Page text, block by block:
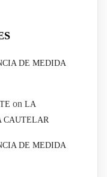
DE MEDIDA
on LA
CAUTELAR
DE MEDIDA